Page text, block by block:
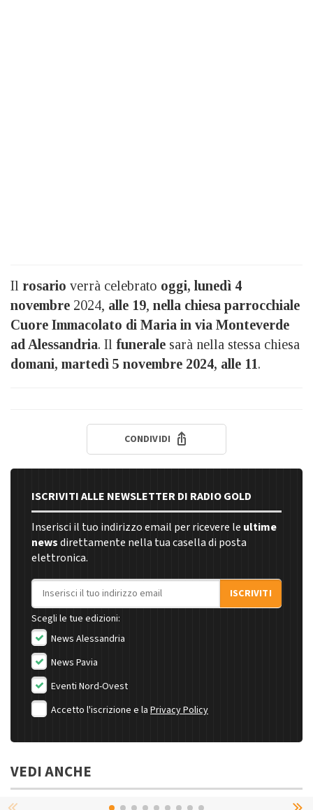
Il rosario verrà celebrato oggi, lunedì 4
novembre 2024, alle 19, nella chiesa parrocchiale
Cuore Immacolato di Maria in via Monteverde
ad Alessandria. Il funerale sarà nella stessa chiesa
domani, martedì 5 novembre 2024, alle 11.
CONDIVIDI
ISCRIVITI ALLE NEWSLETTER DI RADIO GOLD
Inserisci il tuo indirizzo email per ricevere le ultime
newsdirettamente nella tua casella di posta
elettronica.
Indirizzo email
ISCRIVITI
Scegli le tue edizioni:
News Alessandria
News Pavia
Eventi Nord-Ovest
Accetto l'iscrizione e la Privacy Policy
VEDI ANCHE